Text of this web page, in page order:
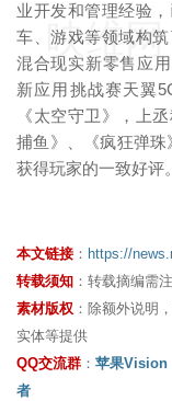
业开发和管理经验
车、游戏等领域构
混合现实新零售应
新应用挑战赛天翼
《太空守卫》，上
捕鱼》、《疯狂弹
获得玩家的一致好评。
映维
本文链接 ： https://
转载须知 ：转载摘编需
素材版权 ：除额外说明
实体等提供
QQ交流群 ： 苹果Vision
者